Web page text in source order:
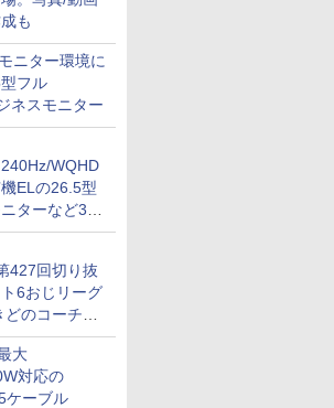
も
ニター環境に
フル
ネスモニター
WQHD
ELの26.5型
ターなど3機
427回切り抜
6おじリーグ
のコーチ就
大
対応の
ケーブル